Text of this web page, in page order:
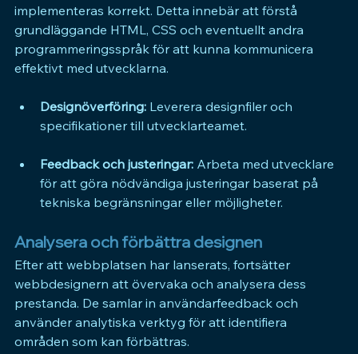
implementeras korrekt. Detta innebär att förstå
grundläggande HTML, CSS och eventuellt andra
programmeringsspråk för att kunna kommunicera
effektivt med utvecklarna.
Designöverföring: Leverera designfiler och
specifikationer till utvecklarteamet.
Feedback och justeringar: Arbeta med utvecklare
för att göra nödvändiga justeringar baserat på
tekniska begränsningar eller möjligheter.
Analysera och förbättra designen
Efter att webbplatsen har lanserats, fortsätter
webbdesignern att övervaka och analysera dess
prestanda. De samlar in användarfeedback och
använder analytiska verktyg för att identifiera
områden som kan förbättras.